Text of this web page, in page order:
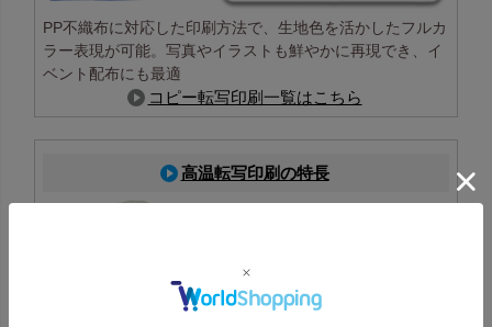
PP不織布に対応した印刷方法で、生地色を活かしたフルカ
ラー表現が可能。写真やイラストも鮮やかに再現でき、イ
ベント配布にも最適
コピー転写印刷一覧はこちら
高温転写印刷の特長